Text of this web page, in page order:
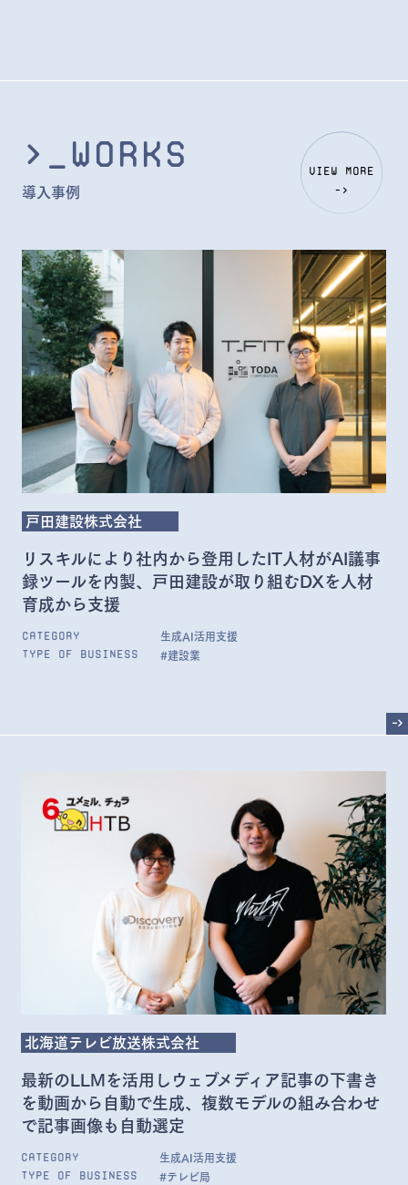
>_Works
導入事例
view more
->
戸田建設株式会社
リスキルにより社内から登用したIT人材がAI議事
録ツールを内製、戸田建設が取り組むDXを人材
育成から支援
Category 生成AI活用支援
Type of Business #建設業
->
北海道テレビ放送株式会社
最新のLLMを活用しウェブメディア記事の下書き
を動画から自動で生成、複数モデルの組み合わせ
で記事画像も自動選定
Category 生成AI活用支援
Type of Business #テレビ局